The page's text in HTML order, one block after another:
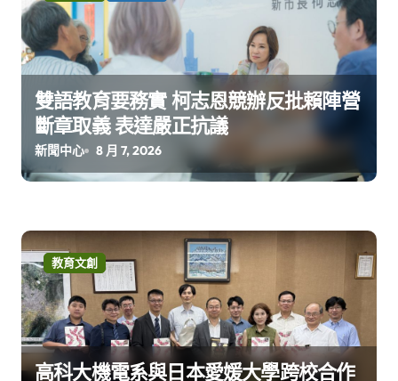
雙語教育要務實 柯志恩競辦反批賴陣營
斷章取義 表達嚴正抗議
新聞中心 8 月 7, 2026
教育文創
高科大機電系與日本愛媛大學跨校合作